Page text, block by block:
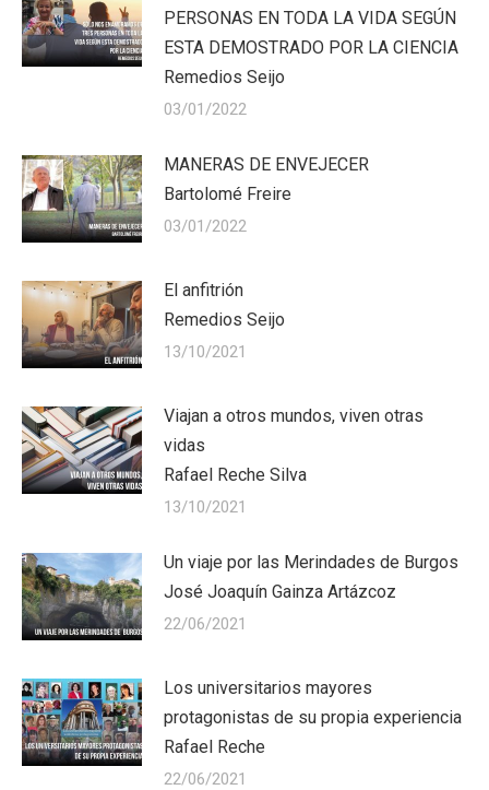
PERSONAS EN TODA LA VIDA SEGÚN
ESTA DEMOSTRADO POR LA CIENCIA
Remedios Seijo
03/01/2022
MANERAS DE ENVEJECER
Bartolomé Freire
03/01/2022
El anfitrión
Remedios Seijo
13/10/2021
Viajan a otros mundos, viven otras
vidas
Rafael Reche Silva
13/10/2021
Un viaje por las Merindades de Burgos
José Joaquín Gainza Artázcoz
22/06/2021
Los universitarios mayores
protagonistas de su propia experiencia
Rafael Reche
22/06/2021